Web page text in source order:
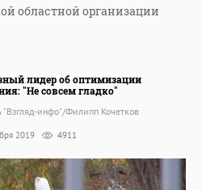
областной организации
лидер об оптимизации
"Не совсем гладко"
инфо"/Филипп Кочетков
2019 4911